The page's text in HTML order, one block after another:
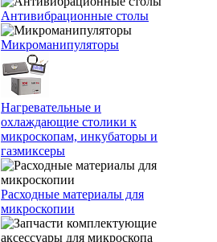
Антивибрационные столы
Микроманипуляторы
Нагревательные и
охлаждающие столики к
микроскопам, инкубаторы и
газмиксеры
Расходные материалы для
микроскопии